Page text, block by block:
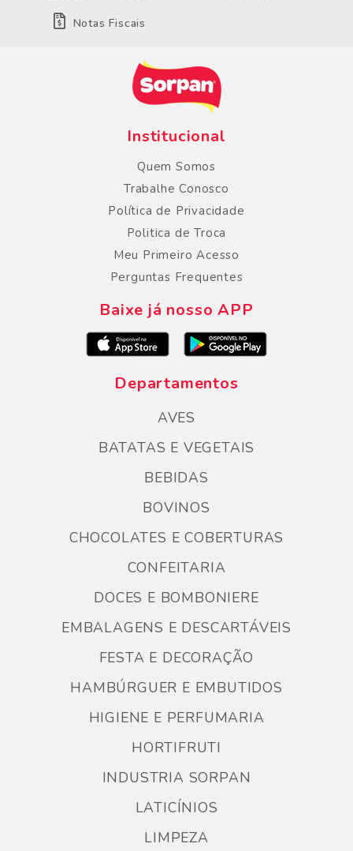
Notas Fiscais
Institucional
Quem Somos
Trabalhe Conosco
Política de Privacidade
Politica de Troca
Meu Primeiro Acesso
Perguntas Frequentes
Baixe já nosso APP
Departamentos
AVES
BATATAS E VEGETAIS
BEBIDAS
BOVINOS
CHOCOLATES E COBERTURAS
CONFEITARIA
DOCES E BOMBONIERE
EMBALAGENS E DESCARTÁVEIS
FESTA E DECORAÇÃO
HAMBÚRGUER E EMBUTIDOS
HIGIENE E PERFUMARIA
HORTIFRUTI
INDUSTRIA SORPAN
LATICÍNIOS
LIMPEZA